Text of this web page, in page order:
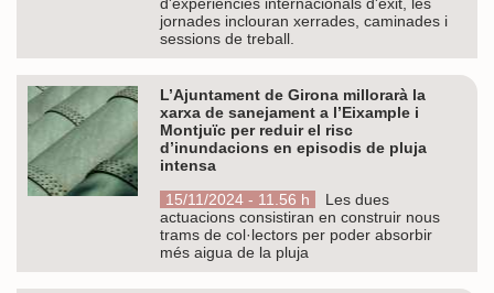
jornades inclouran xerrades, caminades i
sessions de treball.
L’Ajuntament de Girona millorarà la
xarxa de sanejament a l’Eixample i
Montjuïc per reduir el risc
d’inundacions en episodis de pluja
intensa
15/11/2024 - 11.56 h
Les dues
actuacions consistiran en construir nous
trams de col·lectors per poder absorbir
més aigua de la pluja